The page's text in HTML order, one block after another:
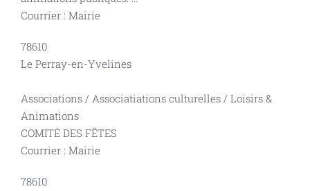
Courrier : Mairie
78610
Le Perray-en-Yvelines
Associations / Associatiations culturelles / Loisirs &
Animations
COMITÉ DES FÊTES
Courrier : Mairie
78610